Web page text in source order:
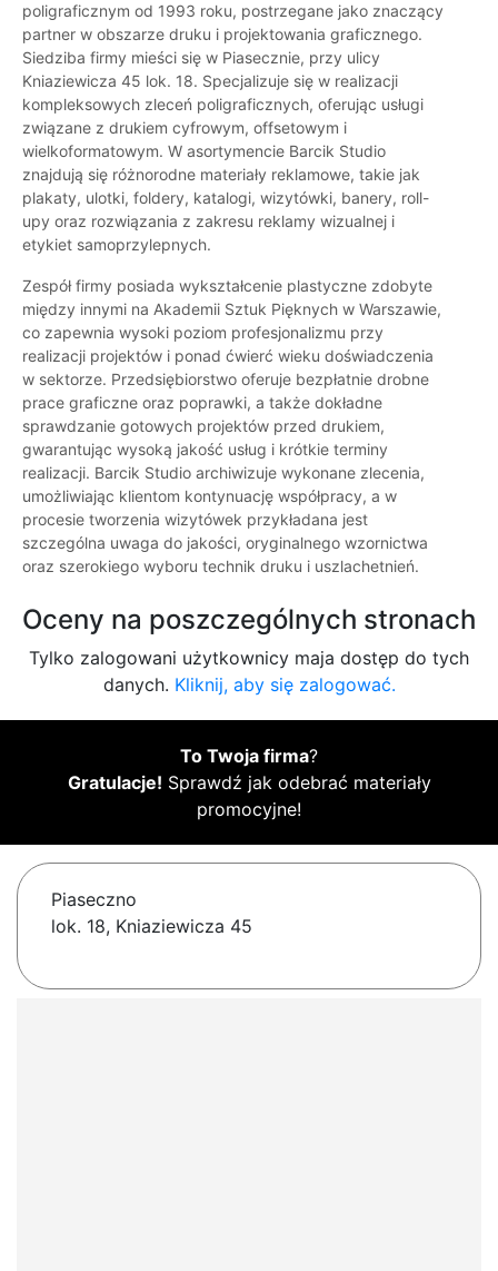
poligraficznym od 1993 roku, postrzegane jako znaczący
partner w obszarze druku i projektowania graficznego.
Siedziba firmy mieści się w Piasecznie, przy ulicy
Kniaziewicza 45 lok. 18. Specjalizuje się w realizacji
kompleksowych zleceń poligraficznych, oferując usługi
związane z drukiem cyfrowym, offsetowym i
wielkoformatowym. W asortymencie Barcik Studio
znajdują się różnorodne materiały reklamowe, takie jak
plakaty, ulotki, foldery, katalogi, wizytówki, banery, roll-
upy oraz rozwiązania z zakresu reklamy wizualnej i
etykiet samoprzylepnych.
Zespół firmy posiada wykształcenie plastyczne zdobyte
między innymi na Akademii Sztuk Pięknych w Warszawie,
co zapewnia wysoki poziom profesjonalizmu przy
realizacji projektów i ponad ćwierć wieku doświadczenia
w sektorze. Przedsiębiorstwo oferuje bezpłatnie drobne
prace graficzne oraz poprawki, a także dokładne
sprawdzanie gotowych projektów przed drukiem,
gwarantując wysoką jakość usług i krótkie terminy
realizacji. Barcik Studio archiwizuje wykonane zlecenia,
umożliwiając klientom kontynuację współpracy, a w
procesie tworzenia wizytówek przykładana jest
szczególna uwaga do jakości, oryginalnego wzornictwa
oraz szerokiego wyboru technik druku i uszlachetnień.
Oceny na poszczególnych stronach
Tylko zalogowani użytkownicy maja dostęp do tych
danych. Kliknij, aby się zalogować.
To Twoja firma?
Gratulacje! Sprawdź jak odebrać materiały
promocyjne!
Piaseczno
lok. 18, Kniaziewicza 45